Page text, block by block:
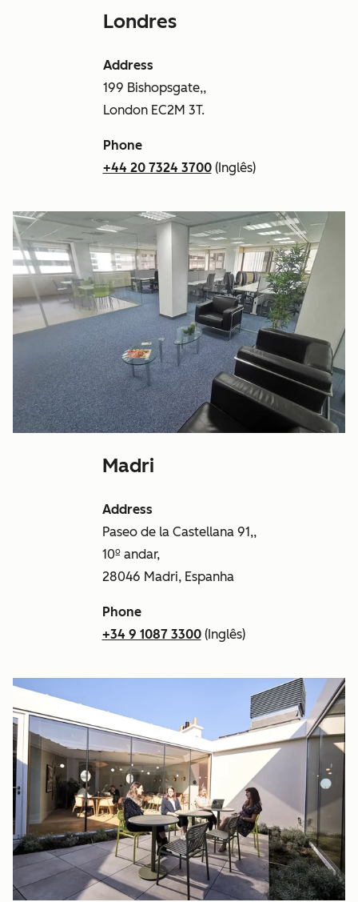
Londres
Address
199 Bishopsgate,,
London EC2M 3T.
Phone
+44 20 7324 3700(Inglês)
Madri
Address
Paseo de la Castellana 91,,
10º andar,
28046 Madri, Espanha
Phone
+34 9 1087 3300(Inglês)